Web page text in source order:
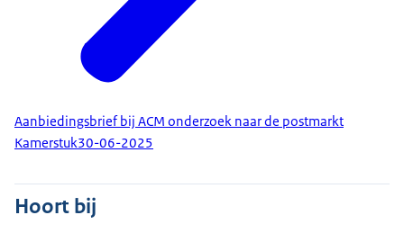
Aanbiedingsbrief bij ACM onderzoek naar de postmarkt
Kamerstuk30-06-2025
Hoort bij